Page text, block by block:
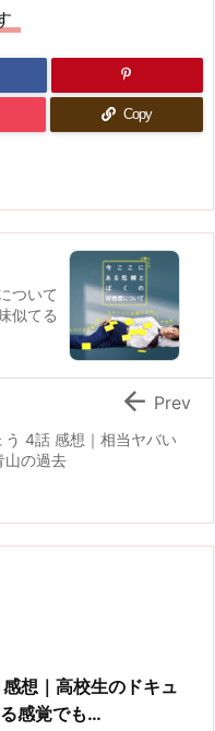
Copy
ついて
似てる
4話 感想｜相当ヤバい
山の過去
 Prev
想｜高校生のドキュ
感覚でも…